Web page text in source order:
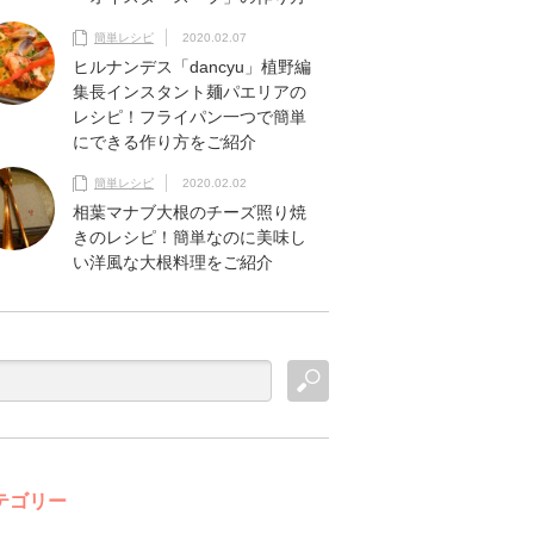
簡単レシピ 2020.02.07
ヒルナンデス「dancyu」植野編
集長インスタント麺パエリアの
レシピ！フライパン一つで簡単
にできる作り方をご紹介
簡単レシピ 2020.02.02
相葉マナブ大根のチーズ照り焼
きのレシピ！簡単なのに美味し
い洋風な大根料理をご紹介
ゴリー